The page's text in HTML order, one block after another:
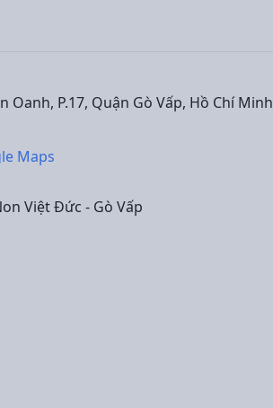
Oanh, P.17, Quận Gò Vấp, Hồ Chí Minh
Maps